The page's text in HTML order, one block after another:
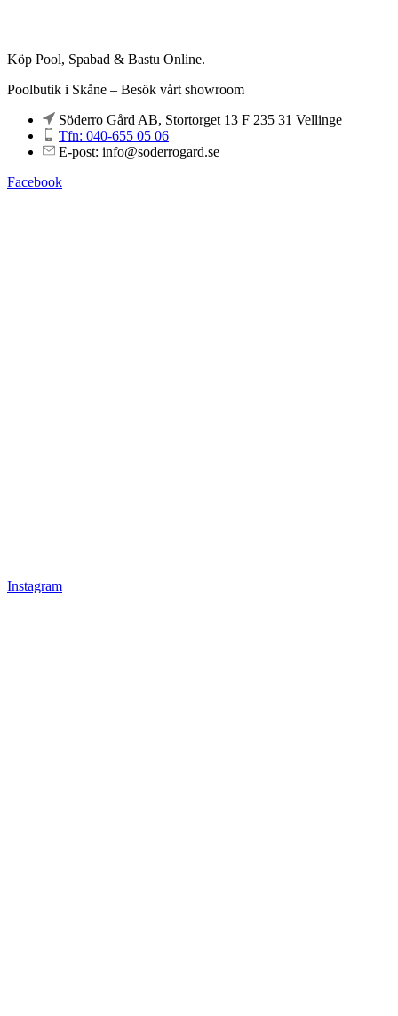
Köp Pool, Spabad & Bastu Online.
Poolbutik i Skåne – Besök vårt showroom
Söderro Gård AB, Stortorget 13 F 235 31 Vellinge
Tfn: 040-655 05 06
E-post: info@soderrogard.se
Facebook
Instagram